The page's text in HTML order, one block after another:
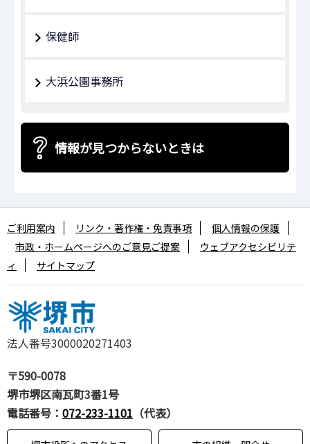
保健師
大浜公園事務所
情報が見つからないときは
法人番号3000020271403
〒590-0078
堺市堺区南瓦町3番1号
電話番号： 072-233-1101 （代表）
ご利用案内 リンク・著作権・免責事項
個人情報の保護
市政・ホームページへのご意見ご提案
ウェブアクセシビリテ
ィ
サイトマップ